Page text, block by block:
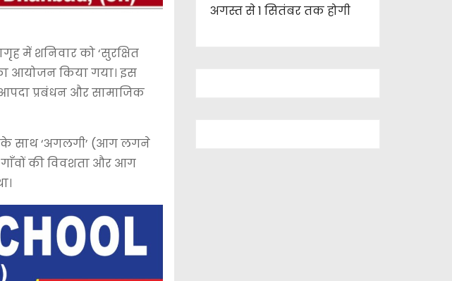
में शनिवार को ‘सुरक्षित
आयोजन किया गया। इस
प्रबंधन और सामाजिक
के साथ ‘अगलगी’ (आग लगने
गाँवों की विवशता और आग
अगस्त से 1 सितंबर तक होगी